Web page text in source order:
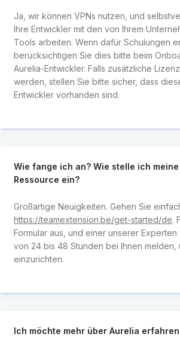
Ja, wir können VPNs nutzen, und
Ihre Entwickler mit den von Ihrem
Tools arbeiten. Wenn dafür Schulungen
berücksichtigen Sie dies bitte beim
Aurelia-Entwickler. Falls zusätzliche
werden, stellen Sie bitte sicher, dass
Entwickler vorhanden sind.
Wie fange ich an? Wie stelle ich
Ressource ein?
Großartige Neuigkeiten. Gehen Sie
https://teamextension.be/get-started/de.
Formular aus, und einer unserer
von 24 bis 48 Stunden bei Ihnen melden,
einzurichten.
Ich möchte mehr über Aurelia